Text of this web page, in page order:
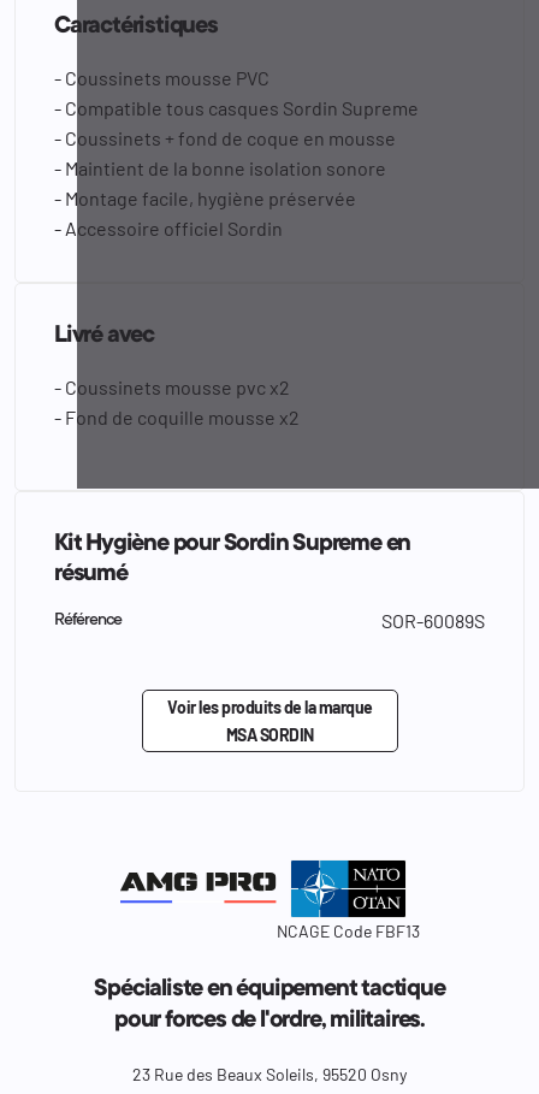
Caractéristiques
- Coussinets mousse PVC
- Compatible tous casques Sordin Supreme
- Coussinets + fond de coque en mousse
- Maintient de la bonne isolation sonore
- Montage facile, hygiène préservée
- Accessoire officiel Sordin
Livré avec
- Coussinets mousse pvc x2
- Fond de coquille mousse x2
Kit Hygiène pour Sordin Supreme en
résumé
Référence SOR-60089S
Voir les produits de la marque
MSA SORDIN
NCAGE Code FBF13
Spécialiste en équipement tactique
pour forces de l'ordre, militaires.
23 Rue des Beaux Soleils, 95520 Osny